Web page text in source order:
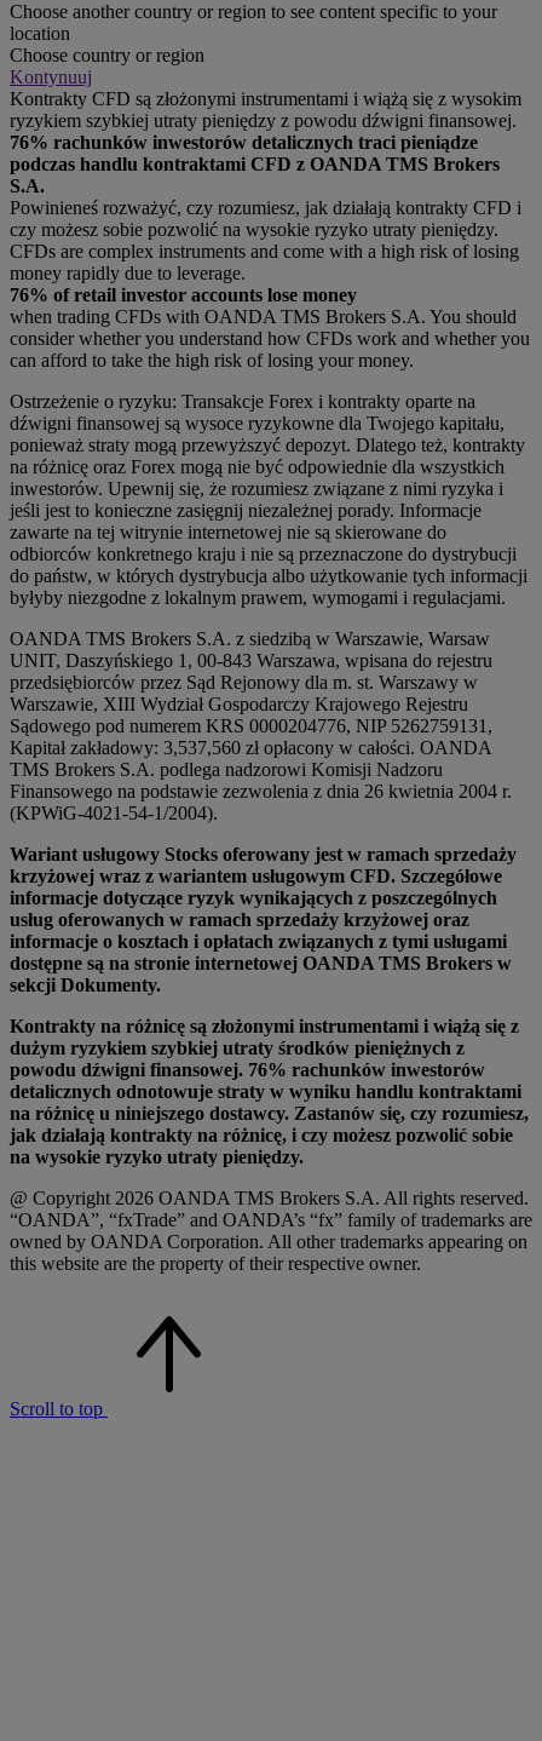
Choose another country or region to see content specific to your
location
Choose country or region
Kontynuuj
Kontrakty CFD są złożonymi instrumentami i wiążą się z wysokim
ryzykiem szybkiej utraty pieniędzy z powodu dźwigni finansowej.
76% rachunków inwestorów detalicznych traci pieniądze
podczas handlu kontraktami CFD z OANDA TMS Brokers
S.A.
Powinieneś rozważyć, czy rozumiesz, jak działają kontrakty CFD i
czy możesz sobie pozwolić na wysokie ryzyko utraty pieniędzy.
CFDs are complex instruments and come with a high risk of losing
money rapidly due to leverage.
76% of retail investor accounts lose money
when trading CFDs with OANDA TMS Brokers S.A. You should
consider whether you understand how CFDs work and whether you
can afford to take the high risk of losing your money.
Ostrzeżenie o ryzyku: Transakcje Forex i kontrakty oparte na
dźwigni finansowej są wysoce ryzykowne dla Twojego kapitału,
ponieważ straty mogą przewyższyć depozyt. Dlatego też, kontrakty
na różnicę oraz Forex mogą nie być odpowiednie dla wszystkich
inwestorów. Upewnij się, że rozumiesz związane z nimi ryzyka i
jeśli jest to konieczne zasięgnij niezależnej porady. Informacje
zawarte na tej witrynie internetowej nie są skierowane do
odbiorców konkretnego kraju i nie są przeznaczone do dystrybucji
do państw, w których dystrybucja albo użytkowanie tych informacji
byłyby niezgodne z lokalnym prawem, wymogami i regulacjami.
OANDA TMS Brokers S.A. z siedzibą w Warszawie, Warsaw
UNIT, Daszyńskiego 1, 00-843 Warszawa, wpisana do rejestru
przedsiębiorców przez Sąd Rejonowy dla m. st. Warszawy w
Warszawie, XIII Wydział Gospodarczy Krajowego Rejestru
Sądowego pod numerem KRS 0000204776, NIP 5262759131,
Kapitał zakładowy: 3,537,560 zł opłacony w całości. OANDA
TMS Brokers S.A. podlega nadzorowi Komisji Nadzoru
Finansowego na podstawie zezwolenia z dnia 26 kwietnia 2004 r.
(KPWiG-4021-54-1/2004).
Wariant usługowy Stocks oferowany jest w ramach sprzedaży
krzyżowej wraz z wariantem usługowym CFD. Szczegółowe
informacje dotyczące ryzyk wynikających z poszczególnych
usług oferowanych w ramach sprzedaży krzyżowej oraz
informacje o kosztach i opłatach związanych z tymi usługami
dostępne są na stronie internetowej OANDA TMS Brokers w
sekcji Dokumenty.
Kontrakty na różnicę są złożonymi instrumentami i wiążą się z
dużym ryzykiem szybkiej utraty środków pieniężnych z
powodu dźwigni finansowej. 76% rachunków inwestorów
detalicznych odnotowuje straty w wyniku handlu kontraktami
na różnicę u niniejszego dostawcy. Zastanów się, czy rozumiesz,
jak działają kontrakty na różnicę, i czy możesz pozwolić sobie
na wysokie ryzyko utraty pieniędzy.
@ Copyright 2026 OANDA TMS Brokers S.A. All rights reserved.
“OANDA”, “fxTrade” and OANDA’s “fx” family of trademarks are
owned by OANDA Corporation. All other trademarks appearing on
this website are the property of their respective owner.
Scroll to top